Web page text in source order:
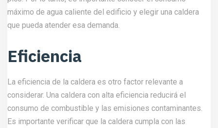
caliente para un edificio alto. La caldera debe estar
equipada con los dispositivos de seguridad necesarios,
control de llama. Además, la caldera debe ser instalada por
locales de seguridad.
Vida útil